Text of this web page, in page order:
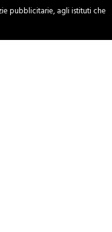
pubblicitarie, agli istituti che